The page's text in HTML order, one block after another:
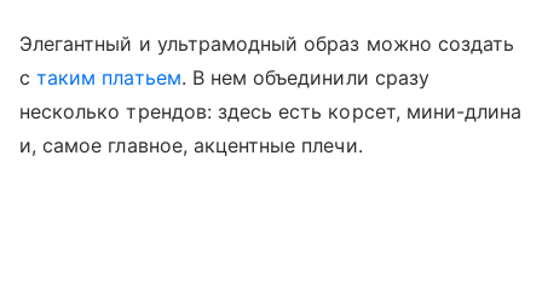
Элегантный и ультрамодный образ можно создать
стаким платьем. В нем объединили сразу
несколько трендов: здесь есть корсет, мини-длина
и, самое главное, акцентные плечи.